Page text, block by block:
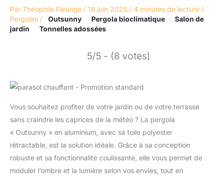
Par Théophile Fleurige / 18 juin 2025 / 4 minutes de lecture /
Pergolas / Outsunny Pergola bioclimatique
Salon de
jardin
Tonnelles adossées
5/5 - (8 votes)
Vous souhaitez profiter de votre jardin ou de votre terrasse
sans craindre les caprices de la météo ? La pergola
« Outsunny » en aluminium, avec sa toile polyester
rétractable, est la solution idéale. Grâce à sa conception
robuste et sa fonctionnalité coulissante, elle vous permet de
moduler l’ombre et la lumière selon vos envies, tout en